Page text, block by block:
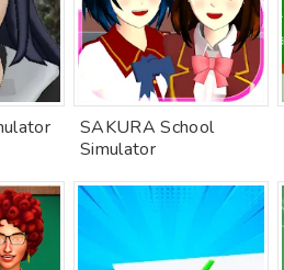
SAKURA School
Simulator